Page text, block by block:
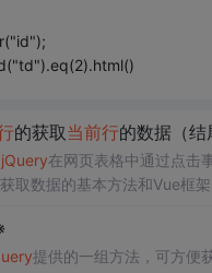
的获取当前行的数据（结
jQuery在网页表格中通过点击
取数据的基本方法和Vue框架
提供的一组方法，可方便